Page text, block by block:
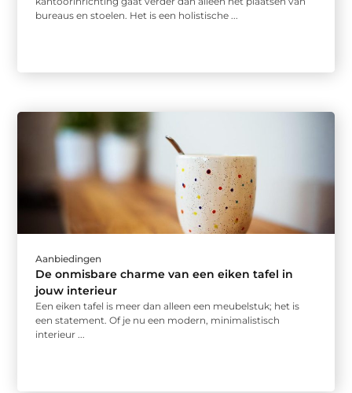
bureaus en stoelen. Het is een holistische ...
Aanbiedingen
De onmisbare charme van een eiken tafel in
jouw interieur
Een eiken tafel is meer dan alleen een meubelstuk; het is
een statement. Of je nu een modern, minimalistisch
interieur ...